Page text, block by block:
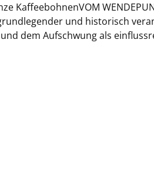
KaffeebohnenVOM
und historisch verankerter Teil
und dem Aufschwung als
Informationsaustausch
zunächst die floralen Aromen
Johannisbeere in den